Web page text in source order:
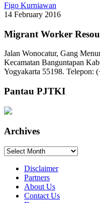
Figo Kurniawan
14 February 2016
Migrant Worker
Jalan Wonocatur, Gang
Kecamatan Banguntapan
Yogyakarta 55198. Telepon:
Pantau PJTKI
Archives
Archives
Disclaimer
Partners
About Us
Contact Us